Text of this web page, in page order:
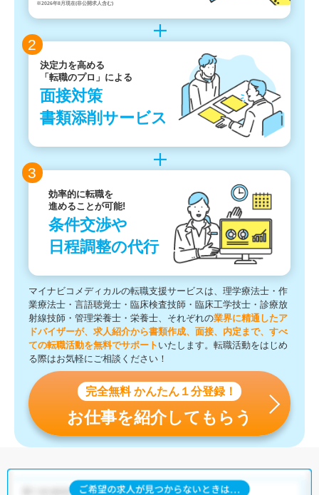
※2026年8月現在(非公開求人含む)
2
決定力を高める
「転職のプロ」による
面接対策
書類添削サービス
3
効率的に転職を
進めることが可能!
条件交渉や
日程調整の代行
マイナビコメディカルの転職支援サービスは、理学療法士・作
業療法士・言語聴覚士・臨床検査技師・臨床工学技士・診療放
射線技師・管理栄養士・栄養士、それぞれの業界に精通したア
ドバイザーが、求人紹介から書類作成、面接、内定まで、すべ
ての転職活動を無料でサポート いたします。転職活動をはじめ
る際はお気軽にご相談ください！
完全無料 かんたん１分登録！
お仕事を紹介してもらう